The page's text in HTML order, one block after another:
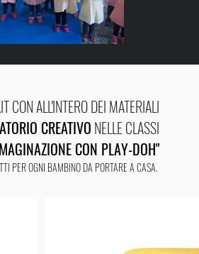
CON ALL'INTERO DEI MATERIALI
CREATIVO NELLE CLASSI
CON PLAY-DOH"
PER OGNI BAMBINO DA PORTARE A CASA.